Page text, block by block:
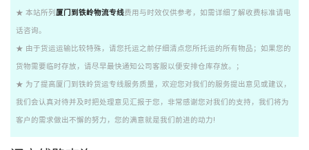
★ 本站所列 厦门到铁岭物流专线费用与时效仅供参考，如需详细了解收费标准请电
话咨询。
★ 由于货运运输比较特殊，请您托运之前仔细清点您所托运的所有物品；如果您的
货物需要临时存放，请尽早最快通知公司客服以便安排仓库存放。；
★ 为了提高厦门到铁岭货运专线服务质量，欢迎您对我们的服务提出意见或建议，
我们会认真对待并及时把处理意见汇报于您，非常感谢您对我们的支持，我们将为
客户的需求做出不懈的努力，您的满意就是我们前进的动力!